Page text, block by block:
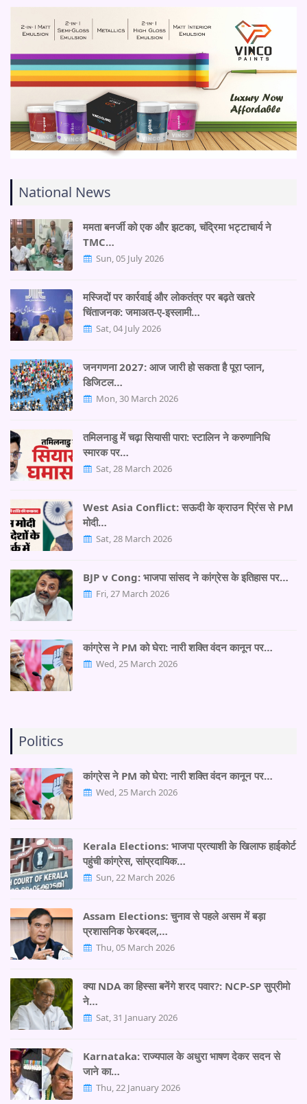
National News
ममता बनर्जी को एक और झटका, चंद्रिमा भट्टाचार्य ने
TMC…
Sun, 05 July 2026
मस्जिदों पर कार्रवाई और लोकतंत्र पर बढ़ते खतरे
चिंताजनक: जमाअत-ए-इस्लामी…
Sat, 04 July 2026
जनगणना 2027: आज जारी हो सकता है पूरा प्लान,
डिजिटल…
Mon, 30 March 2026
तमिलनाडु में चढ़ा सियासी पारा: स्टालिन ने करुणानिधि
स्मारक पर…
Sat, 28 March 2026
West Asia Conflict: सऊदी के क्राउन प्रिंस से PM
मोदी…
Sat, 28 March 2026
BJP v Cong: भाजपा सांसद ने कांग्रेस के इतिहास पर…
Fri, 27 March 2026
कांग्रेस ने PM को घेरा: नारी शक्ति वंदन कानून पर…
Wed, 25 March 2026
Politics
कांग्रेस ने PM को घेरा: नारी शक्ति वंदन कानून पर…
Wed, 25 March 2026
Kerala Elections: भाजपा प्रत्याशी के खिलाफ हाईकोर्ट
पहुंची कांग्रेस, सांप्रदायिक…
Sun, 22 March 2026
Assam Elections: चुनाव से पहले असम में बड़ा
प्रशासनिक फेरबदल,…
Thu, 05 March 2026
क्या NDA का हिस्सा बनेंगे शरद पवार?: NCP-SP सुप्रीमो
ने…
Sat, 31 January 2026
Karnataka: राज्यपाल के अधुरा भाषण देकर सदन से
जाने का…
Thu, 22 January 2026